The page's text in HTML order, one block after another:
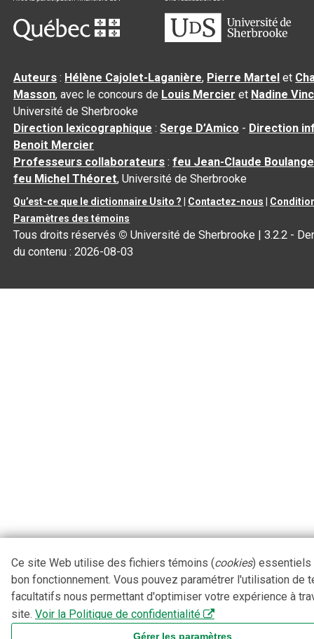
Auteurs : Hélène Cajolet-Laganière, Pierre Martel et
Masson, avec le concours de Louis Mercier et Nadine
Université de Sherbrooke
Direction lexicographique :Serge D’Amico - Direction
Benoit Mercier
Professeurs collaborateurs :feu Jean-Claude
feu Michel Théoret, Université de Sherbrooke
Qu’est-ce que le dictionnaire Usito ? Contactez-nous
Paramètres des témoins
Tous droits réservés © Université de Sherbrooke |3.2.2 -
du contenu :2026-08-03
Ce site Web utilise des fichiers témoins (cookies) essentiels
bon fonctionnement. Vous pouvez paramétrer l'utilisation de
facultatifs nous permettant d'optimiser votre expérience à
site. Voir la Politique de confidentialité
Gérer les paramètres